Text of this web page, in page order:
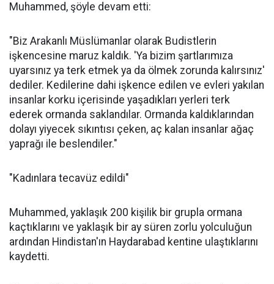
Muhammed, şöyle devam etti:
"Biz Arakanlı Müslümanlar olarak Budistlerin
işkencesine maruz kaldık. 'Ya bizim şartlarımıza
uyarsınız ya terk etmek ya da ölmek zorunda kalırsınız'
dediler. Kedilerine dahi işkence edilen ve evleri yakılan
insanlar korku içerisinde yaşadıkları yerleri terk
ederek ormanda saklandılar. Ormanda kaldıklarından
dolayı yiyecek sıkıntısı çeken, aç kalan insanlar ağaç
yaprağı ile beslendiler."
"Kadınlara tecavüz edildi"
Muhammed, yaklaşık 200 kişilik bir grupla ormana
kaçtıklarını ve yaklaşık bir ay süren zorlu yolculuğun
ardından Hindistan'ın Haydarabad kentine ulaştıklarını
kaydetti.